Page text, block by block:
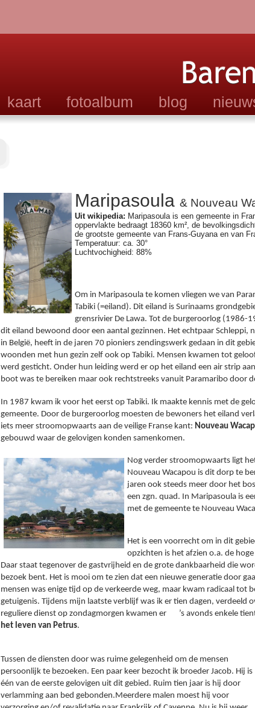
Maripasoula & Nouveau
Uit wikipedia: Maripasoula is een gemeente in
oppervlakte bedraagt 18360 km², de bevolk
de grootste gemeente van Frans-Guyana en van
Temperatuur: ca. 30°
Luchtvochigheid: 88%
Om in Maripasoula te komen vliegen we van
Tabiki (=eiland). Dit eiland is Surinaams
grensrivier De Lawa. Tot de burgeroorlog (1986-
dit eiland bewoond door een aantal gezinnen. Het echtpaar Schleppi,
in België, heeft in de jaren 70 pioniers zendingswerk gedaan in dit
woonden met hun gezin zelf ook op Tabiki. Mensen kwamen tot
werd gesticht. Onder hun leiding werd er op het eiland een air strip
boot was te bereiken maar ook rechtstreeks vanuit Paramaribo door
In 1987 kwam ik voor het eerst op Tabiki. Ik maakte kennis met de
gemeente. Door de burgeroorlog moesten de bewoners het eiland
iets meer stroomopwaarts aan de veilige Franse kant: Nouveau
gebouwd waar de gelovigen konden samenkomen.
Nog verder stroomopwaarts ligt
Nouveau Wacapou is dit dorp te
jaren ook steeds meer door het
een zgn. quad. In Maripasoula is
met de gemeente te Nouveau
Het is een voorrecht om in dit
opzichten is het afzien o.a. de
Daar staat tegenover de gastvrijheid en de grote dankbaarheid die
bezoek bent. Het is mooi om te zien dat een nieuwe generatie door
mensen was enige tijd op de verkeerde weg, maar kwam radicaal tot
getuigenis. Tijdens mijn laatste verblijf was ik er tien dagen, verdeeld
reguliere dienst op zondagmorgen kwamen er       ’s avonds enkele
het leven van Petrus.
Tussen de diensten door was ruime gelegenheid om de mensen
persoonlijk te bezoeken. Een paar keer bezocht ik broeder Jacob. Hij is
één van de eerste gelovigen uit dit gebied. Ruim tien jaar is hij door
verlamming aan bed gebonden.Meerdere malen moest hij voor
kaart fotoalbum blog